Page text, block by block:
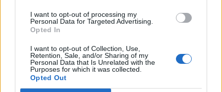
I want to opt-out of processing my
Personal Data for Targeted Advertising.
Opted In
I want to opt-out of Collection, Use,
Retention, Sale, and/or Sharing of my
Personal Data that Is Unrelated with the
Purposes for which it was collected.
Opted Out